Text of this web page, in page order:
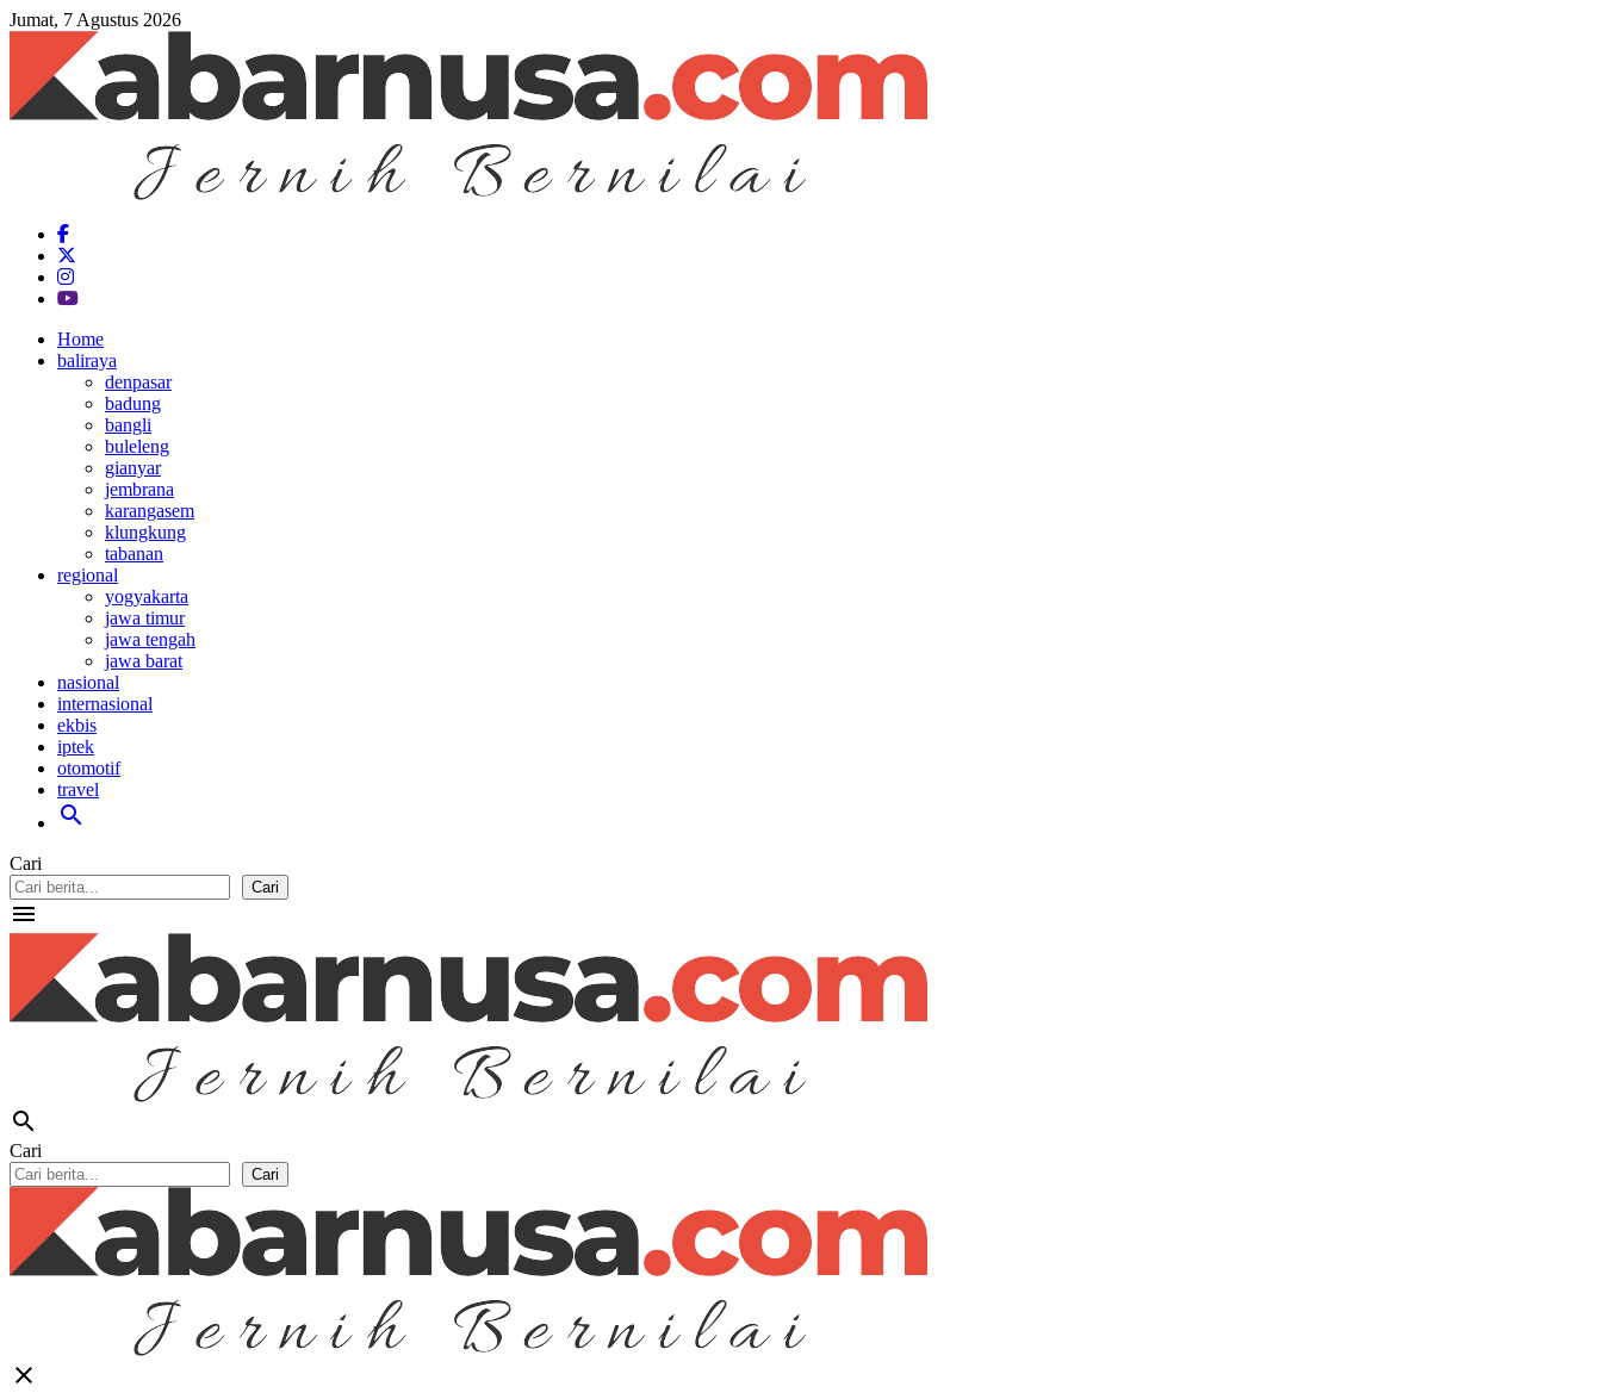
Jumat, 7 Agustus 2026
Home
baliraya
denpasar
badung
bangli
buleleng
gianyar
jembrana
karangasem
klungkung
tabanan
regional
yogyakarta
jawa timur
jawa tengah
jawa barat
nasional
internasional
ekbis
iptek
otomotif
travel
search
Cari
Cari
menu
search
Cari
Cari
close